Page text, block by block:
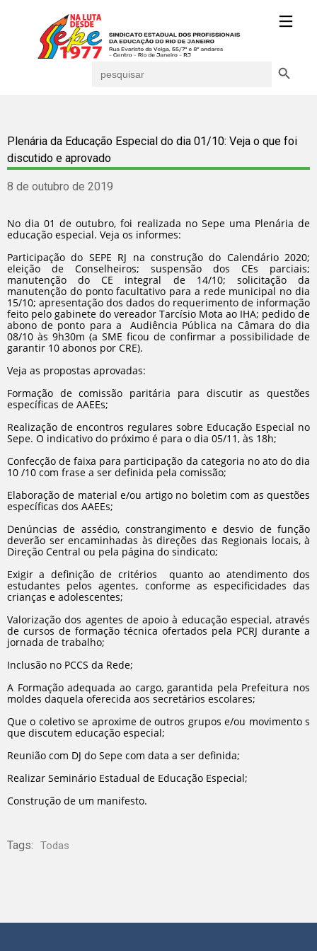
for:
Plenária da Educação Especial do dia 01/10: Veja o que foi
discutido e aprovado
8 de outubro de 2019
No dia 01 de outubro, foi realizada no Sepe uma Plenária de
educação especial. Veja os informes:
Participação do SEPE RJ na construção do Calendário 2020;
eleição de Conselheiros; suspensão dos CEs parciais;
manutenção do CE integral de 14/10; solicitação da
manutenção do ponto facultativo para a rede municipal no dia
15/10; apresentação dos dados do requerimento de informação
feito pelo gabinete do vereador Tarcísio Mota ao IHA; pedido de
abono de ponto para a Audiência Pública na Câmara do dia
08/10 às 9h30m (a SME ficou de confirmar a possibilidade de
garantir 10 abonos por CRE).
Veja as propostas aprovadas:
Formação de comissão paritária para discutir as questões
específicas de AAEEs;
Realização de encontros regulares sobre Educação Especial no
Sepe. O indicativo do próximo é para o dia 05/11, às 18h;
Confecção de faixa para participação da categoria no ato do dia
10 /10 com frase a ser definida pela comissão;
Elaboração de material e/ou artigo no boletim com as questões
específicas dos AAEEs;
Denúncias de assédio, constrangimento e desvio de função
deverão ser encaminhadas às direções das Regionais locais, à
Direção Central ou pela página do sindicato;
Exigir a definição de critérios quanto ao atendimento dos
estudantes pelos agentes, conforme as especificidades das
crianças e adolescentes;
Valorização dos agentes de apoio à educação especial, através
de cursos de formação técnica ofertados pela PCRJ durante a
jornada de trabalho;
Inclusão no PCCS da Rede;
A Formação adequada ao cargo, garantida pela Prefeitura nos
moldes daquela oferecida aos secretários escolares;
Que o coletivo se aproxime de outros grupos e/ou movimento s
que discutem educação especial;
Reunião com DJ do Sepe com data a ser definida;
Realizar Seminário Estadual de Educação Especial;
Construção de um manifesto.
Tags: Todas